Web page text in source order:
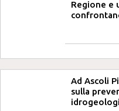
Regione e
Ad Ascoli
sulla